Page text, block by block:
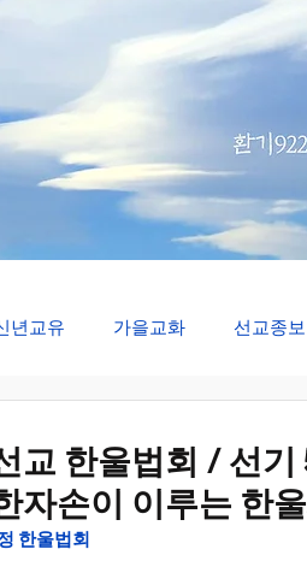
년교유 가을교화 선교종
성법회 신단수 산천법회
교 한울법회 / 선기
자손이 이루는 한
한울법회